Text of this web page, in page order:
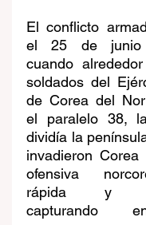
El conflicto
el 25 de junio
cuando
soldados del
de Corea del
el paralelo 38,
dividía la
invadieron Corea
ofensiva
rápida y
capturando